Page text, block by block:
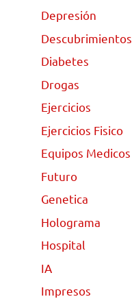
Depresión
Descubrimientos
Diabetes
Drogas
Ejercicios
Ejercicios Fisico
Equipos Medicos
Futuro
Genetica
Holograma
Hospital
IA
Impresos